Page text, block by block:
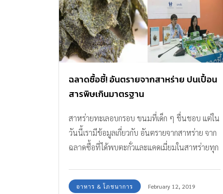
ฉลาดซื้อชี้! อันตรายจากสาหร่าย ปนเปื้อน
สารพิษเกินมาตรฐาน
สาหร่ายทะเลอบกรอบ ขนมที่เด็ก ๆ ชื่นชอบ แต่ใน
วันนี้เรามีข้อมูลเกี่ยวกับ อันตรายจากสาหร่าย จาก
ฉลาดซื้อที่ได้พบตะกั่วและแคดเมี่ยมในสาหร่ายทุก
อาหาร & โภชนาการ February 12, 2019